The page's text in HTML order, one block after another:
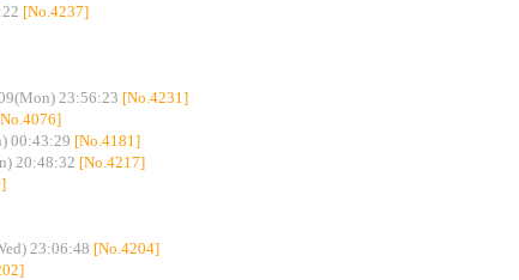
[No.4237]
23:56:23 [No.4231]
00:43:29 [No.4181]
20:48:32 [No.4217]
23:06:48 [No.4204]